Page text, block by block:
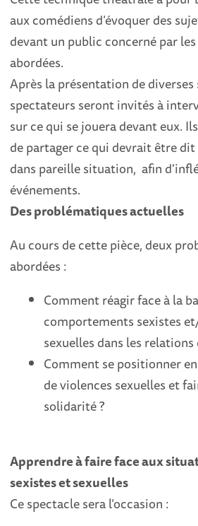
aux comédiens d’évoquer des
devant un public concerné par
abordées.
Après la présentation de diverses
spectateurs seront invités à
sur ce qui se jouera devant eux.
de partager ce qui devrait être
dans pareille situation, afin
événements.
Des problématiques actuelles
Au cours de cette pièce, deux
abordées :
Comment réagir face à la
comportements sexistes
sexuelles dans les
Comment se positionner
de violences sexuelles et
solidarité ?
Apprendre à faire face aux
sexistes et sexuelles
Ce spectacle sera l’occasion :